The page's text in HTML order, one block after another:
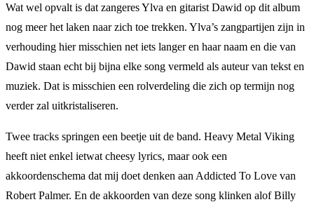
Wat wel opvalt is dat zangeres Ylva en gitarist Dawid op dit album
nog meer het laken naar zich toe trekken. Ylva’s zangpartijen zijn in
verhouding hier misschien net iets langer en haar naam en die van
Dawid staan echt bij bijna elke song vermeld als auteur van tekst en
muziek. Dat is misschien een rolverdeling die zich op termijn nog
verder zal uitkristaliseren.
Twee tracks springen een beetje uit de band. Heavy Metal Viking
heeft niet enkel ietwat cheesy lyrics, maar ook een
akkoordenschema dat mij doet denken aan Addicted To Love van
Robert Palmer. En de akkoorden van deze song klinken alof Billy